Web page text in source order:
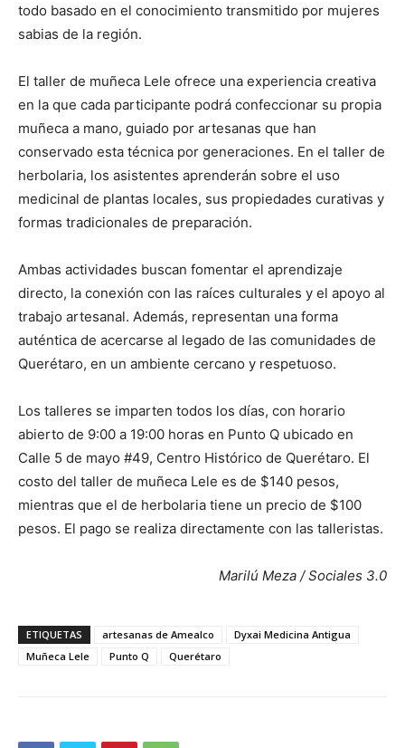
todo basado en el conocimiento transmitido por mujeres
sabias de la región.
El taller de muñeca Lele ofrece una experiencia creativa
en la que cada participante podrá confeccionar su propia
muñeca a mano, guiado por artesanas que han
conservado esta técnica por generaciones. En el taller de
herbolaria, los asistentes aprenderán sobre el uso
medicinal de plantas locales, sus propiedades curativas y
formas tradicionales de preparación.
Ambas actividades buscan fomentar el aprendizaje
directo, la conexión con las raíces culturales y el apoyo al
trabajo artesanal. Además, representan una forma
auténtica de acercarse al legado de las comunidades de
Querétaro, en un ambiente cercano y respetuoso.
Los talleres se imparten todos los días, con horario
abierto de 9:00 a 19:00 horas en Punto Q ubicado en
Calle 5 de mayo #49, Centro Histórico de Querétaro. El
costo del taller de muñeca Lele es de $140 pesos,
mientras que el de herbolaria tiene un precio de $100
pesos. El pago se realiza directamente con las talleristas.
Marilú Meza / Sociales 3.0
ETIQUETAS artesanas de Amealco
Dyxai Medicina Antigua
Muñeca Lele
Punto Q Querétaro